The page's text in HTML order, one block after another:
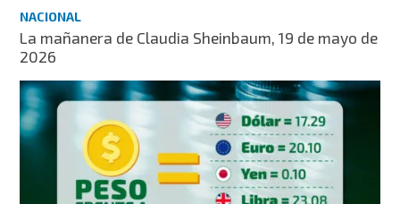
NACIONAL
La mañanera de Claudia Sheinbaum, 19 de mayo de
2026